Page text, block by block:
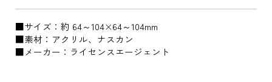
■サイズ：約 64～104×64～104mm
■素材：アクリル、ナスカン
■メーカー：ライセンスエージェント